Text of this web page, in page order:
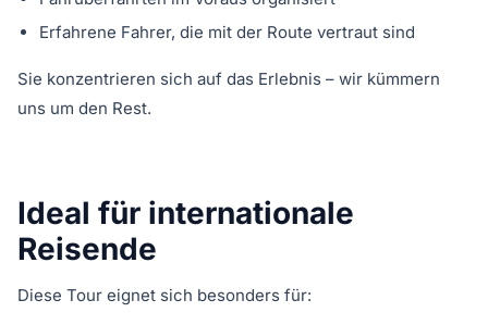
Erfahrene Fahrer, die mit der Route vertraut sind
Sie konzentrieren sich auf das Erlebnis – wir kümmern
uns um den Rest.
Ideal für internationale
Reisende
Diese Tour eignet sich besonders für: